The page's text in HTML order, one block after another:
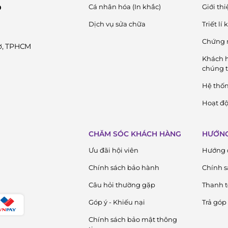
chiếc đồng hồ không chỉ đơn thuần là vật dụng
đậm dấu ấn cá nhân của người sở hữu.
cầu của nhiều đối tượng khách hàng khác nhau. Một
lịch, phù hợp với những người yêu thích sự đơn
cho những người yêu thích thể thao và các hoạt
phù hợp với những người theo đuổi phong cách thời
TPHCM
Cá nhân hóa (In khắc)
Dịch vụ sửa chữa
Giới
Triết lí
Chứng
Khách
chúng
Hệ
Hoạt
CHĂM SÓC KHÁCH HÀNG
Ưu đãi hội viên
Chính sách bảo hành
Câu hỏi thường gặp
Góp ý - Khiếu nại
Chính sách bảo mật thông
Hướng
Chính
Thanh
Trả góp